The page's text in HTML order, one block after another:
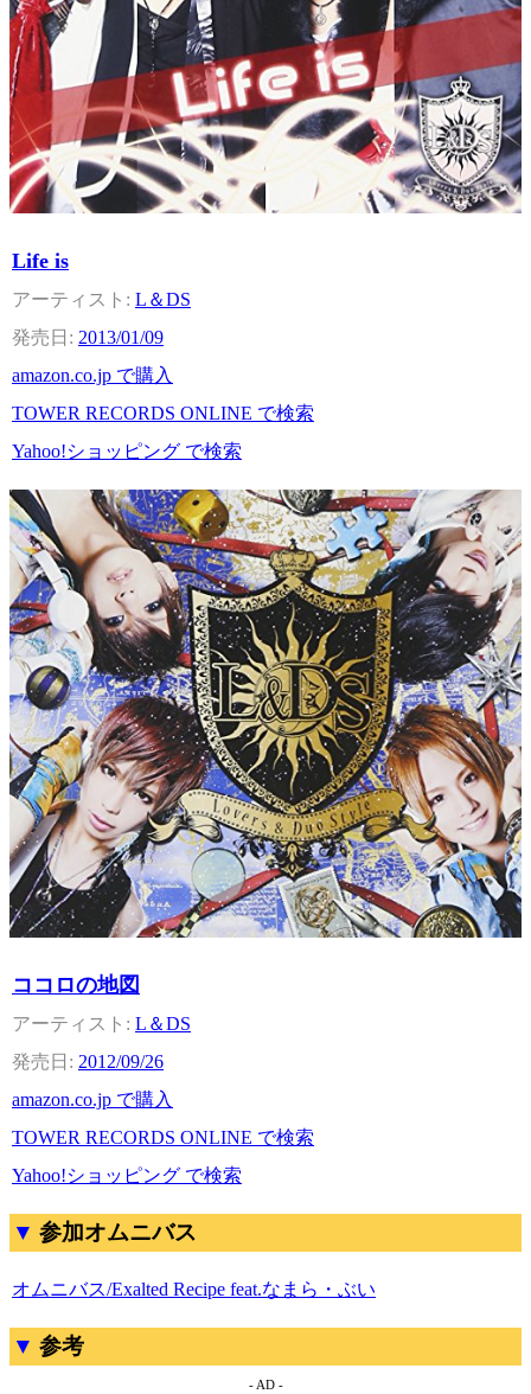
Life is
L＆DS
2013/01/09
amazon.co.jp で購入
TOWER RECORDS ONLINE で検索
Yahoo!ショッピング で検索
ココロの地図
L＆DS
2012/09/26
amazon.co.jp で購入
TOWER RECORDS ONLINE で検索
Yahoo!ショッピング で検索
参加オムニバス
オムニバス/Exalted Recipe feat.なまら・ぶい
参考
- AD -